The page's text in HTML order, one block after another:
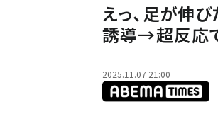
えっ、足が伸
誘導→超反応
2025.11.07 21:00